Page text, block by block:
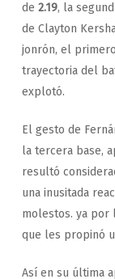
de 2.19, la
de Clayton
jonrón, el
trayectoria del
explotó.
El gesto de
la tercera base,
resultó
una inusitada
molestos. ya por
que les propinó
Así en su última